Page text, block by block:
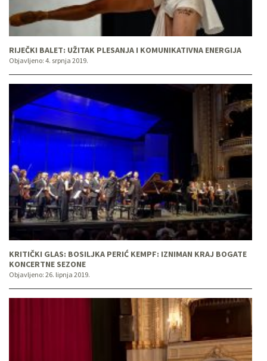
RIJEČKI BALET: UŽITAK PLESANJA I KOMUNIKATIVNA ENERGIJA
Objavljeno: 4. srpnja 2019.
KRITIČKI GLAS: BOSILJKA PERIĆ KEMPF: IZNIMAN KRAJ BOGATE
KONCERTNE SEZONE
Objavljeno: 26. lipnja 2019.